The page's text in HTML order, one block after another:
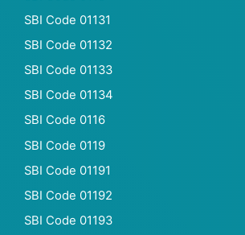
SBI Code 01131
SBI Code 01132
SBI Code 01133
SBI Code 01134
SBI Code 0116
SBI Code 0119
SBI Code 01191
SBI Code 01192
SBI Code 01193